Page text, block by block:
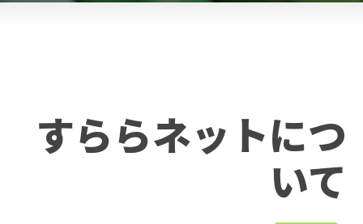
すららネットにつ
いて